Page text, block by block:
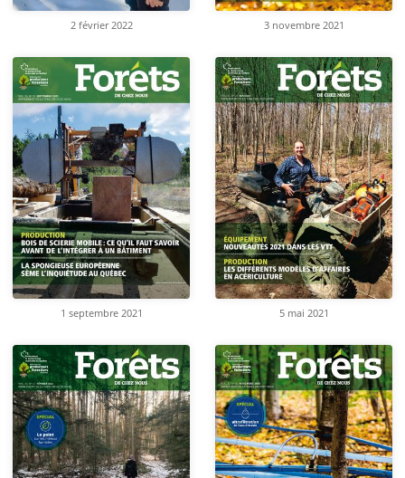
2 février 2022 3 novembre 2021
1 septembre 2021 5 mai 2021